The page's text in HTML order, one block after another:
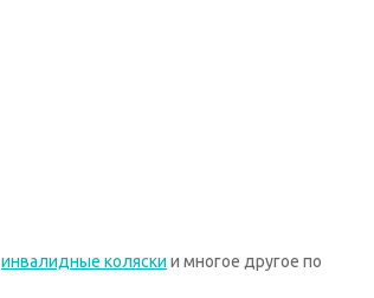
инвалидные коляски и многое другое по